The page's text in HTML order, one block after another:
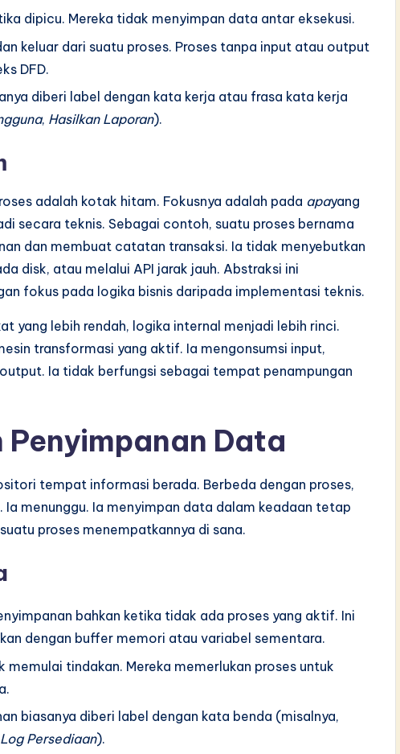
dipicu. Mereka tidak menyimpan data antar eksekusi.
keluar dari suatu proses. Proses tanpa input atau output
DFD.
diberi label dengan kata kerja atau frasa kata kerja
, Hasilkan Laporan).
adalah kotak hitam. Fokusnya adalah pada apayang
secara teknis. Sebagai contoh, suatu proses bernama
dan membuat catatan transaksi. Ia tidak menyebutkan
disk, atau melalui API jarak jauh. Abstraksi ini
fokus pada logika bisnis daripada implementasi teknis.
yang lebih rendah, logika internal menjadi lebih rinci.
transformasi yang aktif. Ia mengonsumsi input,
Ia tidak berfungsi sebagai tempat penampungan
Data
tempat informasi berada. Berbeda dengan proses,
menunggu. Ia menyimpan data dalam keadaan tetap
proses menempatkannya di sana.
bahkan ketika tidak ada proses yang aktif. Ini
dengan buffer memori atau variabel sementara.
memulai tindakan. Mereka memerlukan proses untuk
biasanya diberi label dengan kata benda (misalnya,
Log Persediaan).